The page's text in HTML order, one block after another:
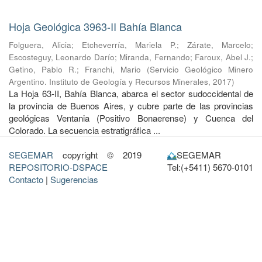
Hoja Geológica 3963-II Bahía Blanca
Folguera, Alicia; Etcheverría, Mariela P.; Zárate, Marcelo;
Escosteguy, Leonardo Darío; Miranda, Fernando; Faroux, Abel J.;
Getino, Pablo R.; Franchi, Mario (Servicio Geológico Minero
Argentino. Instituto de Geología y Recursos Minerales, 2017)
La Hoja 63-II, Bahía Blanca, abarca el sector sudoccidental de
la provincia de Buenos Aires, y cubre parte de las provincias
geológicas Ventania (Positivo Bonaerense) y Cuenca del
Colorado. La secuencia estratigráfica ...
SEGEMAR copyright © 2019
REPOSITORIO-DSPACE
Contacto | Sugerencias
SEGEMAR
Tel:(+5411) 5670-0101